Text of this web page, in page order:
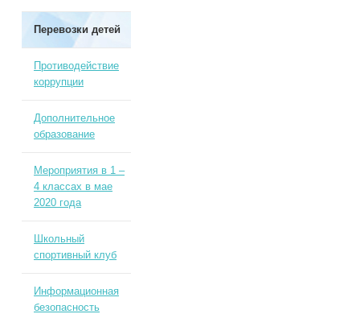
Перевозки детей
Противодействие
коррупции
Дополнительное
образование
Мероприятия в 1 –
4 классах в мае
2020 года
Школьный
спортивный клуб
Информационная
безопасность